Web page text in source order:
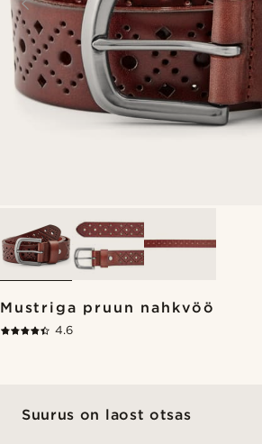
Mustriga pruun nahkvöö
4.6
Suurus on laost otsas